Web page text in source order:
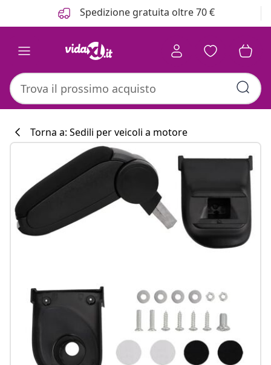
Spedizione gratuita oltre 70 €
Torna a: Sedili per veicoli a motore